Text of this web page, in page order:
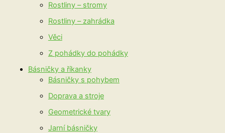
Rostliny – stromy
Rostliny – zahrádka
Věci
Z pohádky do pohádky
Básničky a říkanky
Básničky s pohybem
Doprava a stroje
Geometrické tvary
Jarní básničky